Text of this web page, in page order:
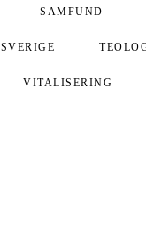
SAMFUND
SVERIGE
VITALISERING